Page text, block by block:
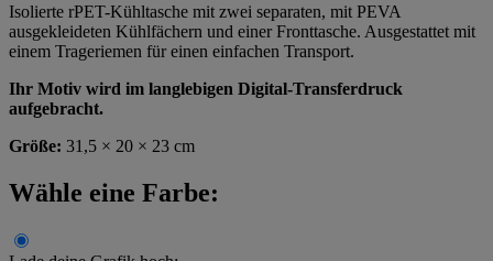
Isolierte rPET-Kühltasche mit zwei separaten, mit PEVA
ausgekleideten Kühlfächern und einer Fronttasche. Ausgestattet mit
einem Trageriemen für einen einfachen Transport.
Ihr Motiv wird im langlebigen Digital-Transferdruck
aufgebracht.
Größe: 31,5 × 20 × 23 cm
Wähle eine Farbe: